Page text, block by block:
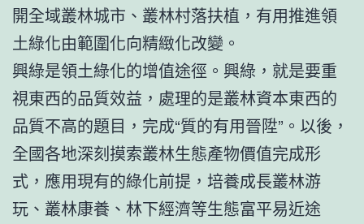
開全域叢林城市、叢林村落扶植，有用推進領
土綠化由範圍化向精緻化改變。
興綠是領土綠化的增值途徑。興綠，就是要重
視東西的品質效益，處理的是叢林資本東西的
品質不高的題目，完成“質的有用晉陞”。以後，
全國各地深刻摸索叢林生態產物價值完成形
式，應用現有的綠化前提，培養成長叢林游
玩、叢林康養、林下經濟等生態富平易近途